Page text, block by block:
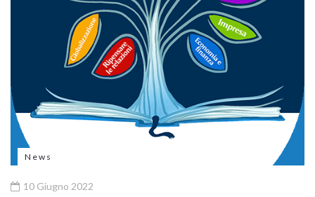
News
10 Giugno 2022